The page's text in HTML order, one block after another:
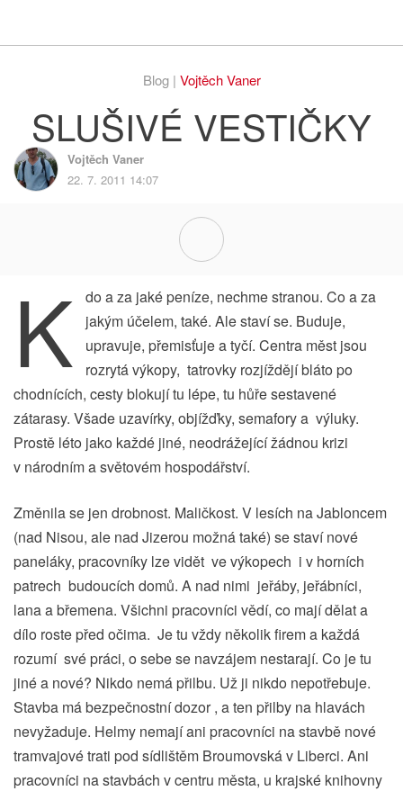
Blog | Vojtěch Vaner
SLUŠIVÉ VESTIČKY
Vojtěch Vaner
22. 7. 2011 14:07
K
do a za jaké peníze, nechme stranou. Co a za
jakým účelem, také. Ale staví se. Buduje,
upravuje, přemisťuje a tyčí. Centra měst jsou
rozrytá výkopy, tatrovky rozjíždějí bláto po
chodnících, cesty blokují tu lépe, tu hůře sestavené
zátarasy. Všade uzavírky, objížďky, semafory a výluky.
Prostě léto jako každé jiné, neodrážející žádnou krizi
v národním a světovém hospodářství.
Změnila se jen drobnost. Maličkost. V lesích na Jabloncem
(nad Nisou, ale nad Jizerou možná také) se staví nové
paneláky, pracovníky lze vidět ve výkopech i v horních
patrech budoucích domů. A nad nimi jeřáby, jeřábníci,
lana a břemena. Všichni pracovníci vědí, co mají dělat a
dílo roste před očima. Je tu vždy několik firem a každá
rozumí své práci, o sebe se navzájem nestarají. Co je tu
jiné a nové? Nikdo nemá přilbu. Už ji nikdo nepotřebuje.
Stavba má bezpečnostní dozor , a ten přilby na hlavách
nevyžaduje. Helmy nemají ani pracovníci na stavbě nové
tramvajové trati pod sídlištěm Broumovská v Liberci. Ani
pracovníci na stavbách v centru města, u krajské knihovny